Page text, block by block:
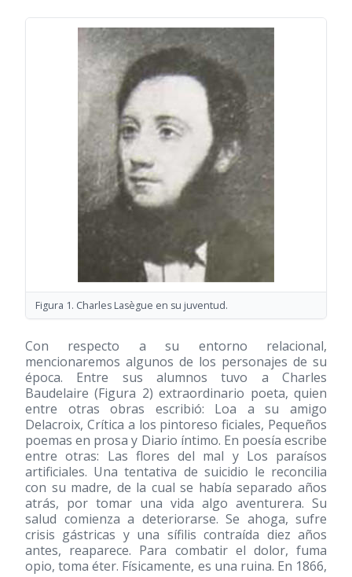
Figura 1. Charles Lasègue en su juventud.
Con respecto a su entorno relacional,
mencionaremos algunos de los personajes de su
época. Entre sus alumnos tuvo a Charles
Baudelaire (Figura 2) extraordinario poeta, quien
entre otras obras escribió: Loa a su amigo
Delacroix, Crítica a los pintoreso ficiales, Pequeños
poemas en prosa y Diario íntimo. En poesía escribe
entre otras: Las flores del mal y Los paraísos
artificiales. Una tentativa de suicidio le reconcilia
con su madre, de la cual se había separado años
atrás, por tomar una vida algo aventurera. Su
salud comienza a deteriorarse. Se ahoga, sufre
crisis gástricas y una sífilis contraída diez años
antes, reaparece. Para combatir el dolor, fuma
opio, toma éter. Físicamente, es una ruina. En 1866,